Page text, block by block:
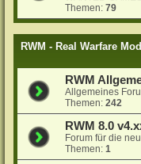
Themen:79
RWM - Real Warfare
RWM
Allgemeines
Themen:242
RWM 8.0
Forum für die
Themen:1